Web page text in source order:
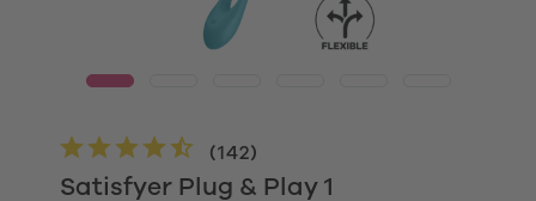
Satisfyer Plug & Play 1
(142)